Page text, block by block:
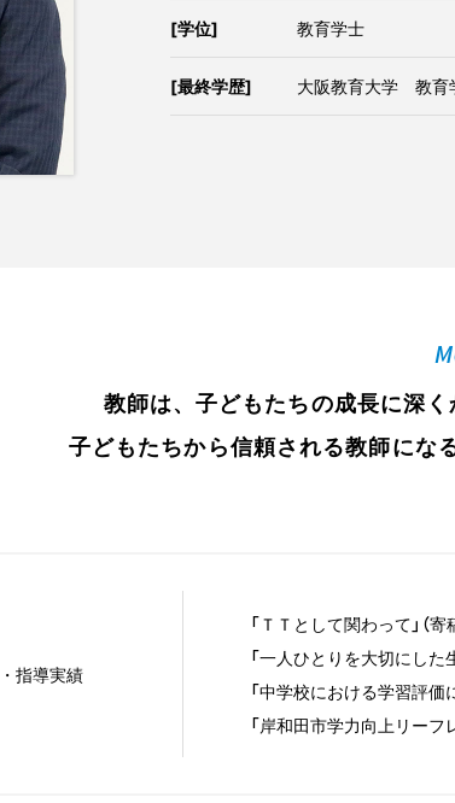
[学位] 教育学士
[最終学歴] 大阪教育大学 教育
教師は、子どもたちの成長に深
子どもたちから信頼される教師にな
指導実績
「ＴＴとして関わって」（
「一人ひとりを大切にした
「中学校における学習評価
「岸和田市学力向上リーフ